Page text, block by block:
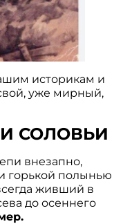
историкам и
уже мирный,
СОЛОВЬИ
внезапно,
горькой полынью
живший в
до осеннего